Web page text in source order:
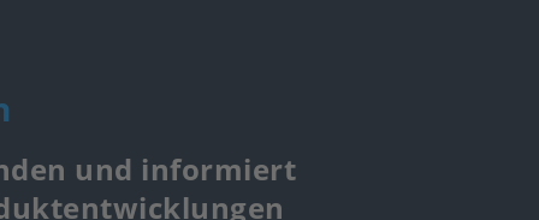
und informiert